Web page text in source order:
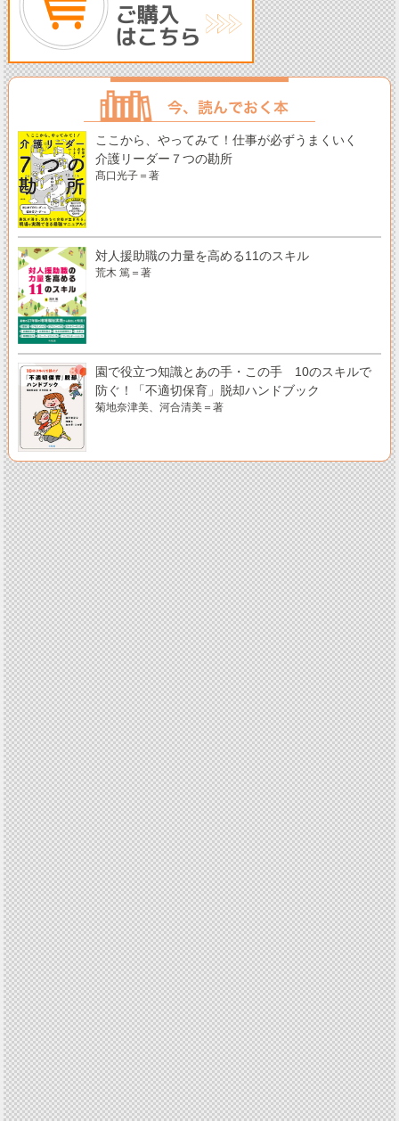
ここから、やってみて！仕事が必ずうまくいく
介護リーダー７つの勘所
髙口光子＝著
対人援助職の力量を高める11のスキル
荒木 篤＝著
園で役立つ知識とあの手・この手 10のスキルで
防ぐ！「不適切保育」脱却ハンドブック
菊地奈津美、河合清美＝著